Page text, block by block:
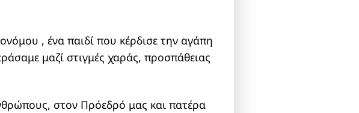
, ένα παιδί που κέρδισε την αγάπη
μαζί στιγμές χαράς, προσπάθειας
στον Πρόεδρό μας και πατέρα